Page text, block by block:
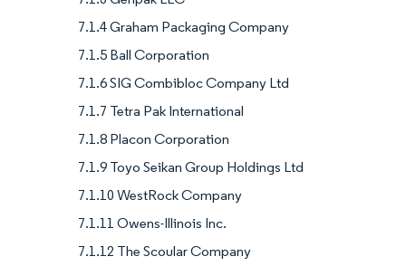
7.1.4 Graham Packaging Company
7.1.5 Ball Corporation
7.1.6 SIG Combibloc Company Ltd
7.1.7 Tetra Pak International
7.1.8 Placon Corporation
7.1.9 Toyo Seikan Group Holdings Ltd
7.1.10 WestRock Company
7.1.11 Owens-Illinois Inc.
7.1.12 The Scoular Company